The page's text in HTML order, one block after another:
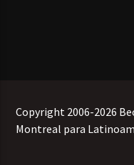
Copyright 2006-2026
Montreal para